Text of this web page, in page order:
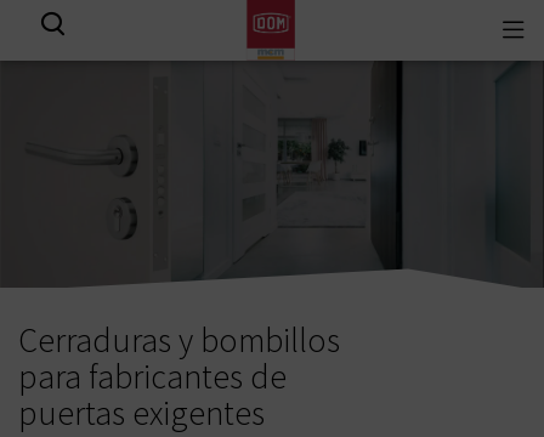
Cerraduras y bombillos
para fabricantes de
puertas exigentes